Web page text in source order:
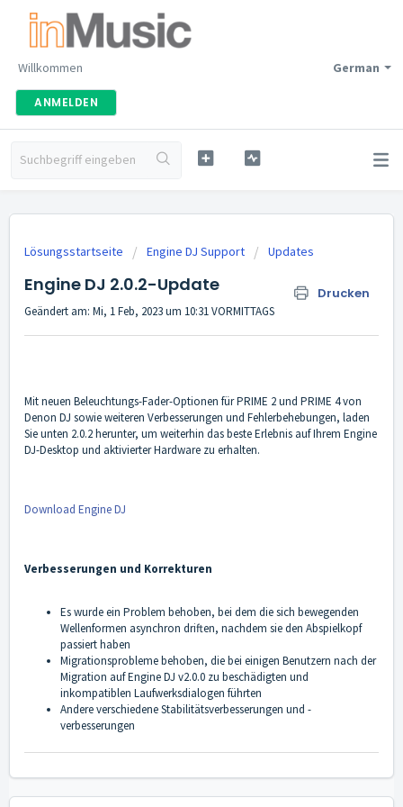
German
Willkommen
ANMELDEN
Lösungsstartseite Engine DJ Support Updates
Engine DJ 2.0.2-Update Drucken
Geändert am: Mi, 1 Feb, 2023 um 10:31 VORMITTAGS
Mit neuen Beleuchtungs-Fader-Optionen für PRIME 2 und PRIME 4 von
Denon DJ sowie weiteren Verbesserungen und Fehlerbehebungen, laden
Sie unten 2.0.2 herunter, um weiterhin das beste Erlebnis auf Ihrem Engine
DJ-Desktop und aktivierter Hardware zu erhalten.
Download Engine DJ
Verbesserungen und Korrekturen
Es wurde ein Problem behoben, bei dem die sich bewegenden
Wellenformen asynchron driften, nachdem sie den Abspielkopf
passiert haben
Migrationsprobleme behoben, die bei einigen Benutzern nach der
Migration auf Engine DJ v2.0.0 zu beschädigten und
inkompatiblen Laufwerksdialogen führten
Andere verschiedene Stabilitätsverbesserungen und -
verbesserungen